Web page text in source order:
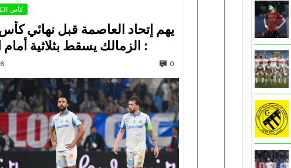
كأس
يهم إتحاد العاصمة قبل نهائي
0